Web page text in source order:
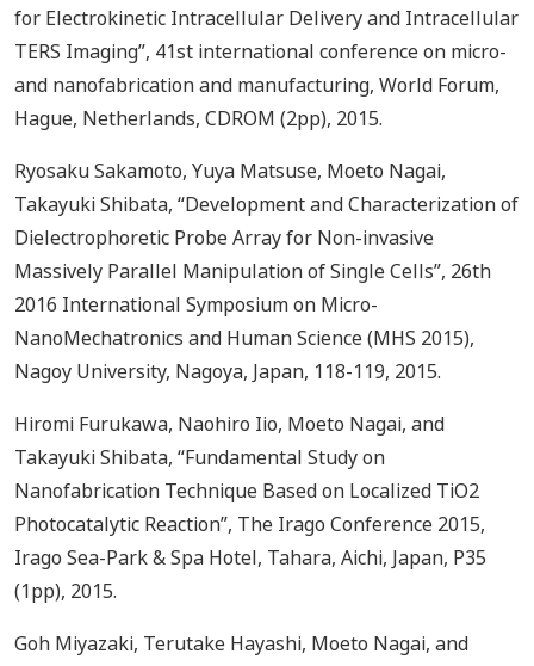
for Electrokinetic Intracellular Delivery and Intracellular
TERS Imaging”, 41st international conference on micro-
and nanofabrication and manufacturing, World Forum,
Hague, Netherlands, CDROM (2pp), 2015.
Ryosaku Sakamoto, Yuya Matsuse, Moeto Nagai,
Takayuki Shibata, “Development and Characterization of
Dielectrophoretic Probe Array for Non-invasive
Massively Parallel Manipulation of Single Cells”, 26th
2016 International Symposium on Micro-
NanoMechatronics and Human Science (MHS 2015),
Nagoy University, Nagoya, Japan, 118-119, 2015.
Hiromi Furukawa, Naohiro Iio, Moeto Nagai, and
Takayuki Shibata, “Fundamental Study on
Nanofabrication Technique Based on Localized TiO2
Photocatalytic Reaction”, The Irago Conference 2015,
Irago Sea-Park & Spa Hotel, Tahara, Aichi, Japan, P35
(1pp), 2015.
Goh Miyazaki, Terutake Hayashi, Moeto Nagai, and